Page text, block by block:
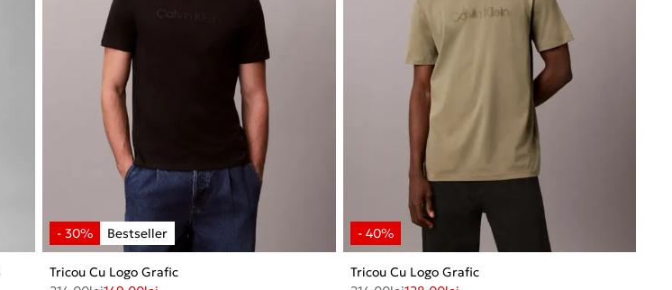
Tricou Cu Logo Grafic
Tricou Cu Logo Grafic